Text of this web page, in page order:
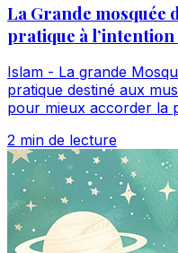
La Grande mosquée
pratique à
Islam - La grande
pratique destiné aux
pour mieux accorder la
2 min de lecture